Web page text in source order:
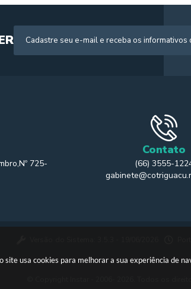
usa cookies para melhorar a sua experiência de
725-
Contato
(66) 3555-